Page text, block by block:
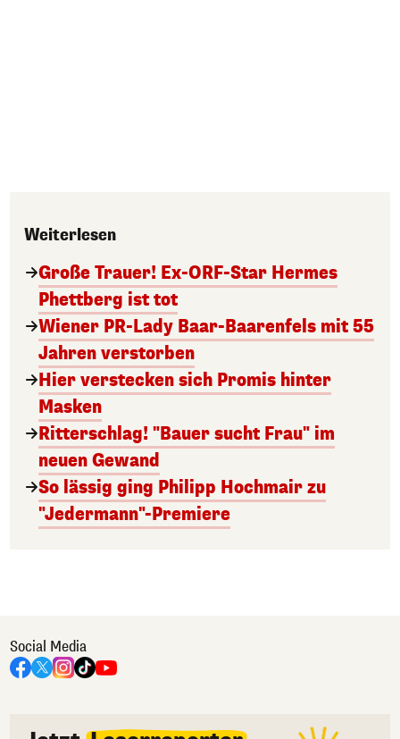
Weiterlesen
Große Trauer! Ex-ORF-Star Hermes
Phettberg ist tot
Wiener PR-Lady Baar-Baarenfels mit 55
Jahren verstorben
Hier verstecken sich Promis hinter
Masken
Ritterschlag! "Bauer sucht Frau" im
neuen Gewand
So lässig ging Philipp Hochmair zu
"Jedermann"-Premiere
Social Media